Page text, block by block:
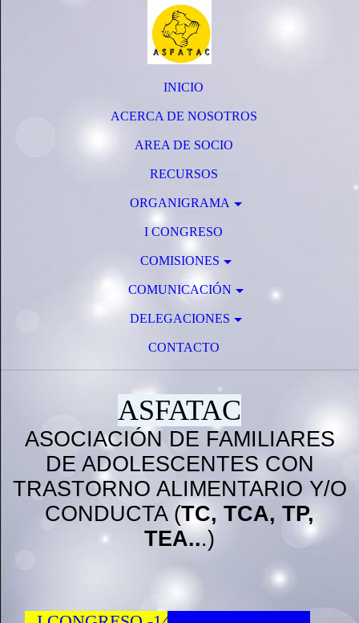
INICIO
ACERCA DE NOSOTROS
AREA DE SOCIO
RECURSOS
ORGANIGRAMA
I CONGRESO
COMISIONES
COMUNICACIÓN
DELEGACIONES
CONTACTO
ASFATAC
ASOCIACIÓN DE FAMILIARES
DE ADOLESCENTES CON
TRASTORNO ALIMENTARIO Y/O
CONDUCTA (TC, TCA, TP,
TEA...)